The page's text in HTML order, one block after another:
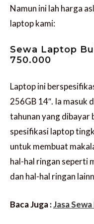
Namun ini lah harga
laptop kami:
Sewa Laptop
750.000
Laptop ini
256GB 14″. Ia masuk
tahunan yang dibayar
spesifikasi laptop
untuk membuat
hal-hal ringan seperti
dan hal-hal ringan
Baca Juga :Jasa